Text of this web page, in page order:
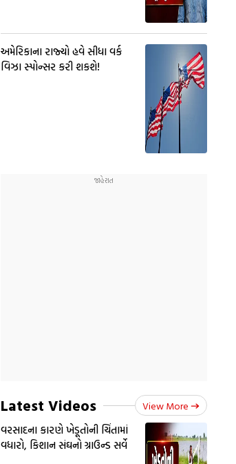
અમેરિકાના રાજ્યો હવે સીધા વર્ક
વિઝા સ્પોન્સર કરી શકશે!
Latest Videos View More
વરસાદના કારણે ખેડૂતોની ચિંતામાં
વધારો, કિશાન સંઘનો ગ્રાઉન્ડ સર્વે